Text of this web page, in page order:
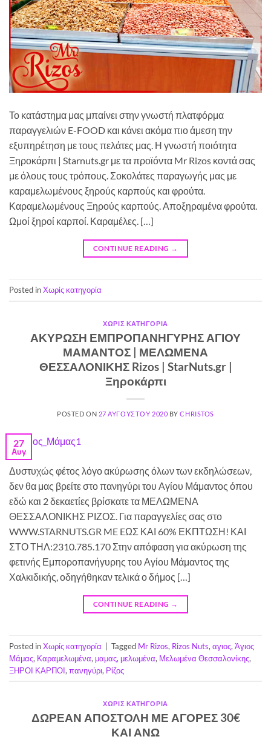
Το κατάστημα μας μπαίνει στην γνωστή πλατφόρμα
παραγγελιών E-FOOD και κάνει ακόμα πιο άμεση την
εξυπηρέτηση με τους πελάτες μας. Η γνωστή ποιότητα
Ξηροκάρπι | Starnuts.gr με τα προϊόντα Mr Rizos κοντά σας
με όλους τους τρόπους. Σοκολάτες παραγωγής μας με
καραμελωμένους ξηρούς καρπούς και φρούτα.
Καραμελωμένους Ξηρούς καρπούς. Αποξηραμένα φρούτα.
Ωμοί ξηροί καρποί. Καραμέλες. […]
CONTINUE READING →
Posted inΧωρίς κατηγορία
ΧΩΡΊΣ ΚΑΤΗΓΟΡΊΑ
ΑΚΥΡΩΣΗ ΕΜΠΡΟΠΑΝΗΓΥΡΗΣ ΑΓΙΟΥ
ΜΑΜΑΝΤΟΣ | ΜΕΛΩΜΕΝΑ
ΘΕΣΣΑΛΟΝΙΚΗΣ Rizos | StarNuts.gr |
Ξηροκάρπι
POSTED ON 27 ΑΥΓΟΎΣΤΟΥ 2020 BYCHRISTOS
27
Αυγ
Δυστυχώς φέτος λόγο ακύρωσης όλων των εκδηλώσεων,
δεν θα μας βρείτε στο πανηγύρι του Αγίου Μάμαντος όπου
εδώ και 2 δεκαετίες βρίσκατε τα ΜΕΛΩΜΕΝΑ
ΘΕΣΣΑΛΟΝΙΚΗΣ ΡΙΖΟΣ. Για παραγγελίες σας στο
WWW.STARNUTS.GR ME EΩΣ ΚΑΙ 60% ΕΚΠΤΩΣΗ! ΚΑΙ
ΣΤΟ ΤΗΛ:2310.785.170 Στην απόφαση για ακύρωση της
φετινής Εμποροπανήγυρης του Αγίου Μάμαντος της
Χαλκιδικής, οδηγήθηκαν τελικά ο δήμος […]
CONTINUE READING →
Posted inΧωρίς κατηγορία | Tagged Mr Rizos, Rizos Nuts, αγιος, Άγιος
Μάμας, Καραμελωμένα, μαμας, μελωμένα, Μελωμένα Θεσσαλονίκης,
ΞΗΡΟΙ ΚΑΡΠΟΙ, πανηγύρι, Ρίζος
ΧΩΡΊΣ ΚΑΤΗΓΟΡΊΑ
ΔΩΡΕΑΝ ΑΠΟΣΤΟΛΗ ΜΕ ΑΓΟΡΕΣ 30€
ΚΑΙ ΑΝΩ